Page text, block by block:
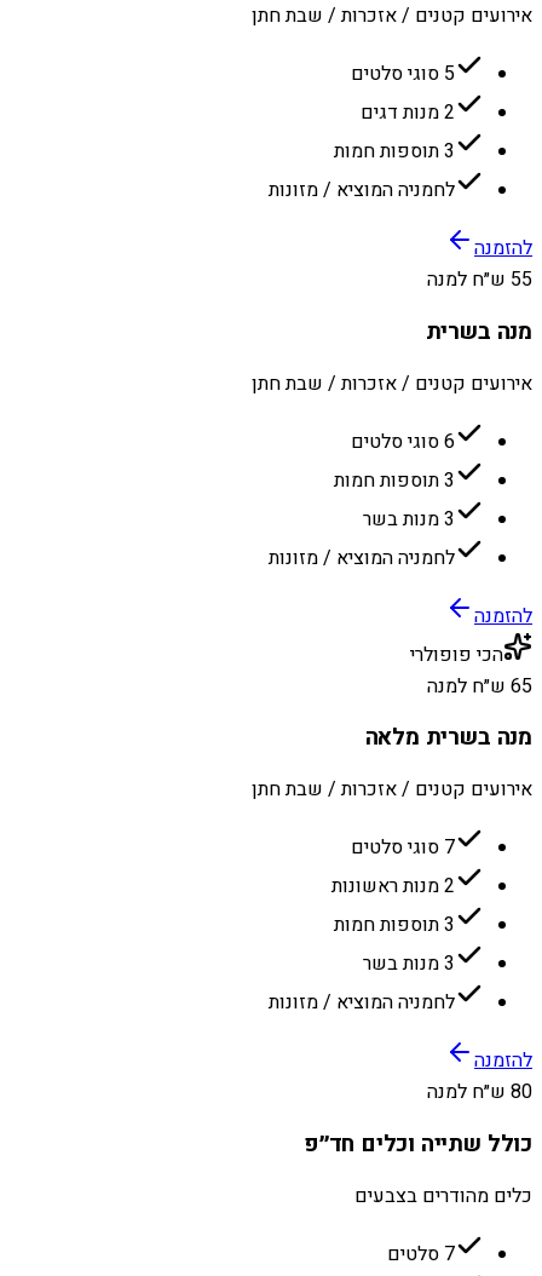
אירועים קטנים / אזכרות / שבת חתן
5 סוגי סלטים
2 מנות דגים
3 תוספות חמות
לחמניה המוציא / מזונות
להזמנה
55 ש״ח למנה
מנה בשרית
אירועים קטנים / אזכרות / שבת חתן
6 סוגי סלטים
3 תוספות חמות
3 מנות בשר
לחמניה המוציא / מזונות
להזמנה
הכי פופולרי
65 ש״ח למנה
מנה בשרית מלאה
אירועים קטנים / אזכרות / שבת חתן
7 סוגי סלטים
2 מנות ראשונות
3 תוספות חמות
3 מנות בשר
לחמניה המוציא / מזונות
להזמנה
80 ש״ח למנה
כולל שתייה וכלים חד״פ
כלים מהודרים בצבעים
7 סלטים